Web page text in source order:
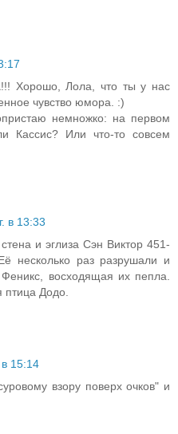
Хорошо, Лола, что ты у нас
чувство юмора. :)
немножко: на первом
Кассис? Или что-то совсем
в 13:33
и эглиза Сэн Виктор 451-
несколько раз разрушали и
восходящая их пепла.
птица Додо.
в 15:14
взору поверх очков" и